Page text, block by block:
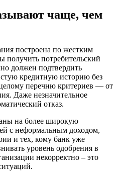
чаще, чем
построена по жестким
получить потребительский
должен подтвердить
кредитную историю без
перечню критериев — от
Даже незначительное
отказ.
на более широкую
с неформальным доходом,
и тех, кому банк уже
уровень одобрения в
некорректно – это